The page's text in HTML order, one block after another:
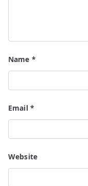
Name *
Email *
Website